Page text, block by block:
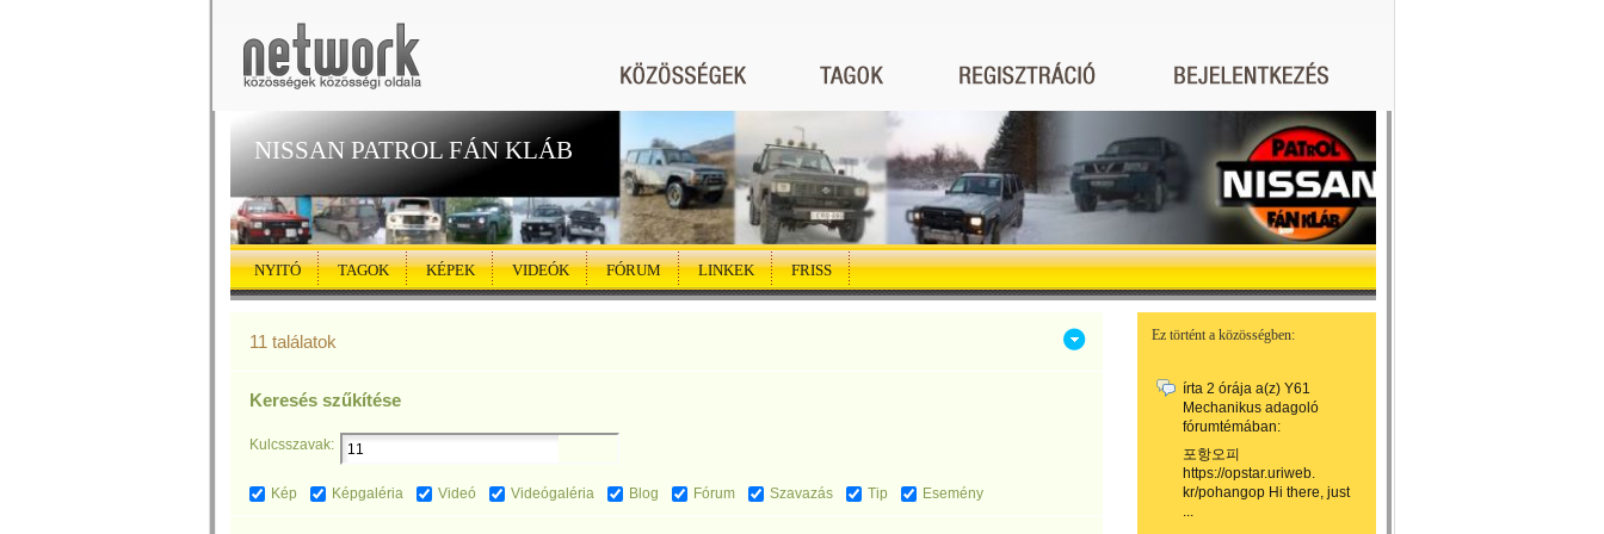
NISSAN PATROL FÁN KLÁB
NYITÓ TAGOK KÉPEK VIDEÓK FÓRUM LINKEK FRISS
11 találatok
Keresés szűkítése
Kulcsszavak:
Kép Képgaléria Videó Videógaléria Blog Fórum Szavazás Tip Esemény
Ez történt a közösségben:
írta 2 órája a(z) Y61
Mechanikus adagoló
fórumtémában:
포항오피
https://opstar.uriweb.
kr/pohangop Hi there, just
...